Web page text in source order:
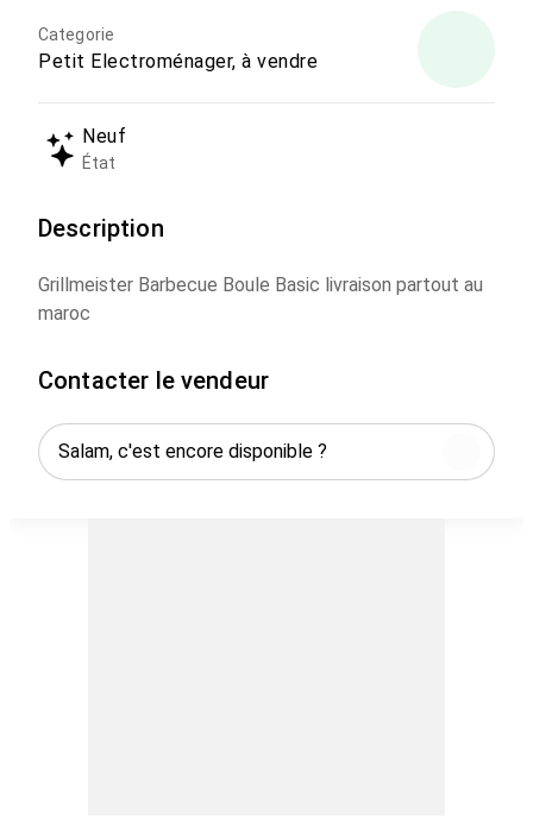
Categorie
Petit Electroménager, à vendre
Neuf
État
Description
Grillmeister Barbecue Boule Basic livraison partout au
maroc
Contacter le vendeur